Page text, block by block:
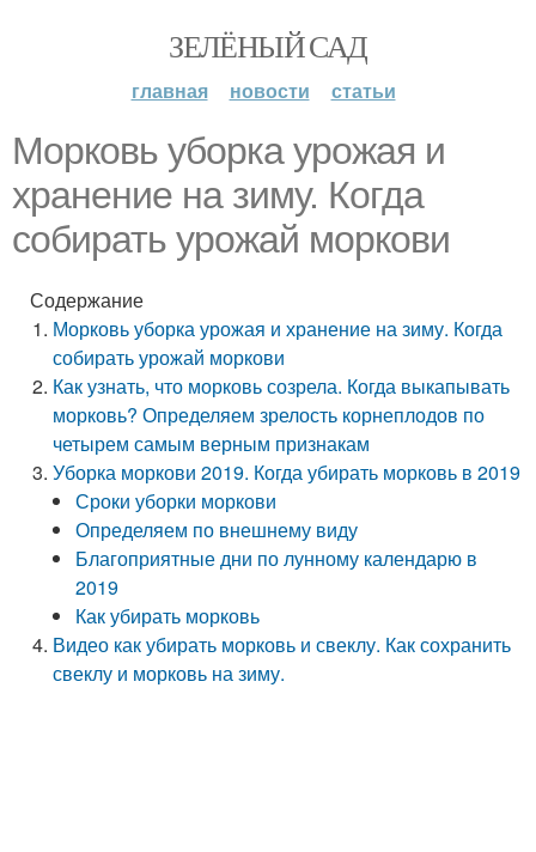
ЗЕЛЁНЫЙ САД
главная новости статьи
Морковь уборка урожая и
хранение на зиму. Когда
собирать урожай моркови
Содержание
Морковь уборка урожая и хранение на зиму. Когда
собирать урожай моркови
Как узнать, что морковь созрела. Когда выкапывать
морковь? Определяем зрелость корнеплодов по
четырем самым верным признакам
Уборка моркови 2019. Когда убирать морковь в 2019
Сроки уборки моркови
Определяем по внешнему виду
Благоприятные дни по лунному календарю в
2019
Как убирать морковь
Видео как убирать морковь и свеклу. Как сохранить
свеклу и морковь на зиму.